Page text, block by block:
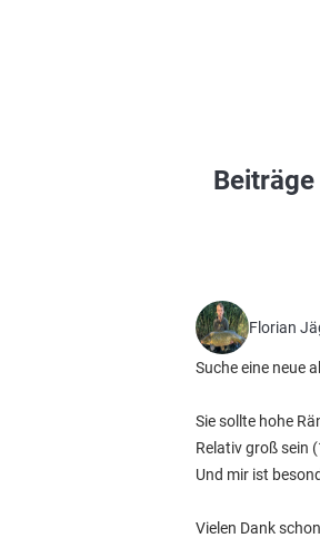
Beiträge
Florian
Suche eine neue
Sie sollte hohe
Relativ groß sein
Und mir ist
Vielen Dank